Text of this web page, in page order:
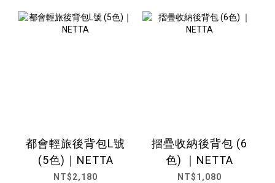
都會輕旅後背包L號
(5色)｜NETTA
NT$2,180
摺疊收納後背包 (6
色) ｜NETTA
NT$1,080